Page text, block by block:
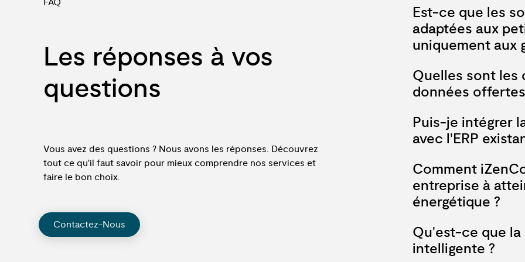
FAQ
Les réponses à vos
questions
Vous avez des questions ? Nous avons les réponses. Découvrez
tout ce qu'il faut savoir pour mieux comprendre nos services et
faire le bon choix.
Contactez-Nous
Contactez-Nous
Est-ce que les
adaptées aux
uniquement aux
grandes entreprises. Que
organisation, nous
spécifiques, tout en vous
efficacité.
Quelles sont les
données
pouvez opter pour un
restent sous votre
sécurité des données
Puis-je intégrer
avec l'ERP
les systèmes ERP
énergétiques et les
intégration améliore
vos performances
Comment
entreprise à
énergétique ?
consommation
renouvelables. Grâce à la
Qu'est-ce que
intelligente ?